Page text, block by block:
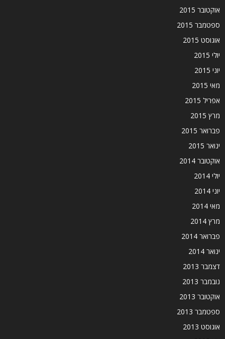
אוקטובר 2015
ספטמבר 2015
אוגוסט 2015
יולי 2015
יוני 2015
מאי 2015
אפריל 2015
מרץ 2015
פברואר 2015
ינואר 2015
אוקטובר 2014
יולי 2014
יוני 2014
מאי 2014
מרץ 2014
פברואר 2014
ינואר 2014
דצמבר 2013
נובמבר 2013
אוקטובר 2013
ספטמבר 2013
אוגוסט 2013